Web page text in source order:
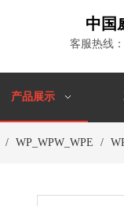
中国
客服热线：
产品展示
/ WP_WPW_WPE /